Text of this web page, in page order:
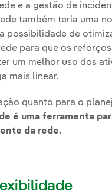
e a gestão de
também teria uma
possibilidade de
para que os
um melhor uso dos
mais linear.
quanto para o
é uma ferramenta
da rede.